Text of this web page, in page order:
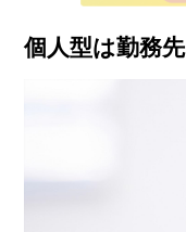
個人型は勤務